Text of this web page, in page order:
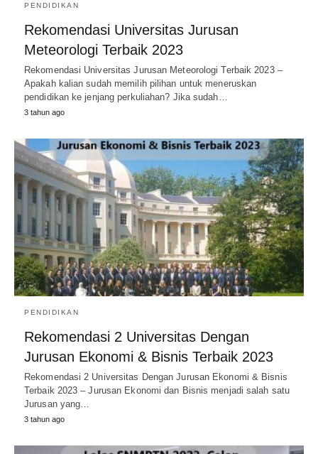
PENDIDIKAN
Rekomendasi Universitas Jurusan
Meteorologi Terbaik 2023
Rekomendasi Universitas Jurusan Meteorologi Terbaik 2023 –
Apakah kalian sudah memilih pilihan untuk meneruskan
pendidikan ke jenjang perkuliahan? Jika sudah…
3 tahun ago
PENDIDIKAN
Rekomendasi 2 Universitas Dengan
Jurusan Ekonomi & Bisnis Terbaik 2023
Rekomendasi 2 Universitas Dengan Jurusan Ekonomi & Bisnis
Terbaik 2023 – Jurusan Ekonomi dan Bisnis menjadi salah satu
Jurusan yang…
3 tahun ago